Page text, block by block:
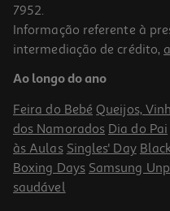
Laboratorio De Mecânica
16.99 €/un
16,99 €
7952.
Informação referente à
intermediação de crédito,
Ao longo do ano
Feira do Bebé Queijos,
dos Namorados Dia do Pai
às Aulas Singles' Day
Boxing Days Samsung
saudável